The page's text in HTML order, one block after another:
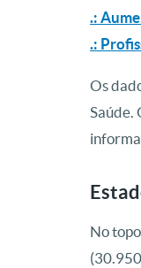
.:
.:
Os
Saúde.
No